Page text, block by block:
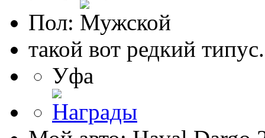
Пол:
такой вот редкий
Уфа